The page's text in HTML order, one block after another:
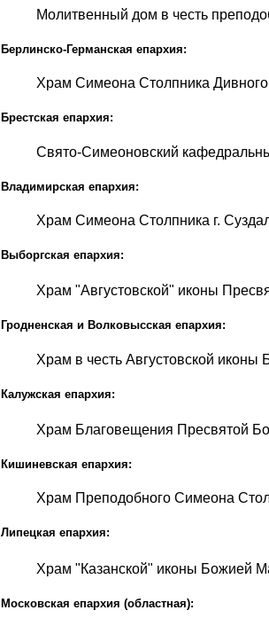
Молитвенный дом в честь
Берлинско-Германская епархия:
Храм Симеона Столпника
Брестская епархия:
Свято-Симеоновский
Владимирская епархия:
Храм Симеона Столпника г.
Выборгская епархия:
Храм "Августовской" иконы
Гродненская и Волковысская епархия:
Храм в честь Августовской иконы
Калужская епархия:
Храм Благовещения Пресвятой
Кишиневская епархия:
Храм Преподобного Симеона
Липецкая епархия:
Храм "Казанской" иконы Божией
Московская епархия (областная):